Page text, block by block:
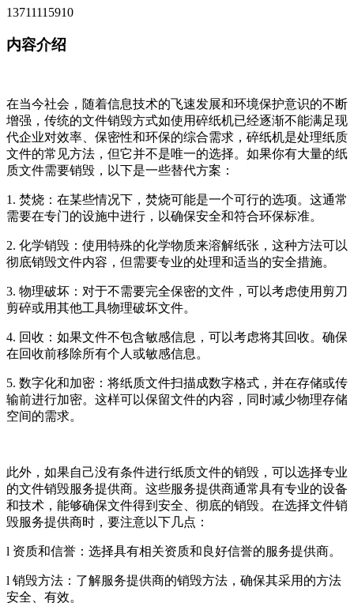
13711115910
内容介绍
在当今社会，随着信息技术的飞速发展和环境保护意识的不断
增强，传统的文件销毁方式如使用碎纸机已经逐渐不能满足现
代企业对效率、保密性和环保的综合需求，碎纸机是处理纸质
文件的常见方法，但它并不是唯一的选择。如果你有大量的纸
质文件需要销毁，以下是一些替代方案：
1. 焚烧：在某些情况下，焚烧可能是一个可行的选项。这通常
需要在专门的设施中进行，以确保安全和符合环保标准。
2. 化学销毁：使用特殊的化学物质来溶解纸张，这种方法可以
彻底销毁文件内容，但需要专业的处理和适当的安全措施。
3. 物理破坏：对于不需要完全保密的文件，可以考虑使用剪刀
剪碎或用其他工具物理破坏文件。
4. 回收：如果文件不包含敏感信息，可以考虑将其回收。确保
在回收前移除所有个人或敏感信息。
5. 数字化和加密：将纸质文件扫描成数字格式，并在存储或传
输前进行加密。这样可以保留文件的内容，同时减少物理存储
空间的需求。
此外，如果自己没有条件进行纸质文件的销毁，可以选择专业
的文件销毁服务提供商。这些服务提供商通常具有专业的设备
和技术，能够确保文件得到安全、彻底的销毁。在选择文件销
毁服务提供商时，要注意以下几点：
l 资质和信誉：选择具有相关资质和良好信誉的服务提供商。
l 销毁方法：了解服务提供商的销毁方法，确保其采用的方法
安全、有效。